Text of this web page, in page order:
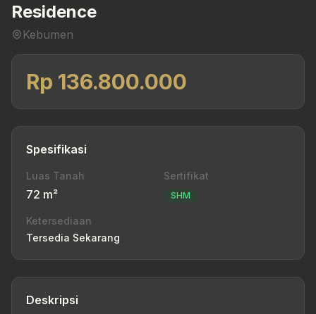
Residence
Kebumen
Rp 136.800.000
Spesifikasi
Luas Tanah
72 m²
Sertifikat
SHM
Ketersediaan
Tersedia Sekarang
Deskripsi